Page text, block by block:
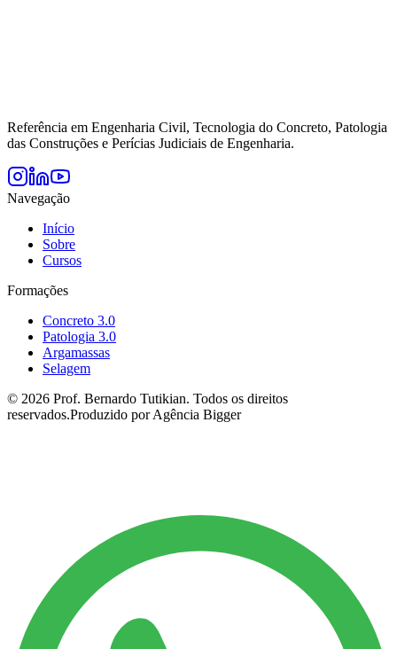
Referência em Engenharia Civil, Tecnologia do Concreto, Patologia
das Construções e Perícias Judiciais de Engenharia.
Navegação
Início
Sobre
Cursos
Formações
Concreto 3.0
Patologia 3.0
Argamassas
Selagem
© 2026 Prof. Bernardo Tutikian. Todos os direitos
reservados.Produzido por Agência Bigger